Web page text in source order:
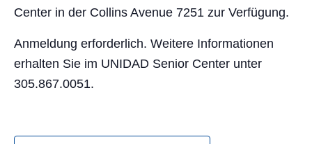
Center in der Collins Avenue 7251 zur Verfügung.
Anmeldung erforderlich. Weitere Informationen
erhalten Sie im UNIDAD Senior Center unter
305.867.0051.